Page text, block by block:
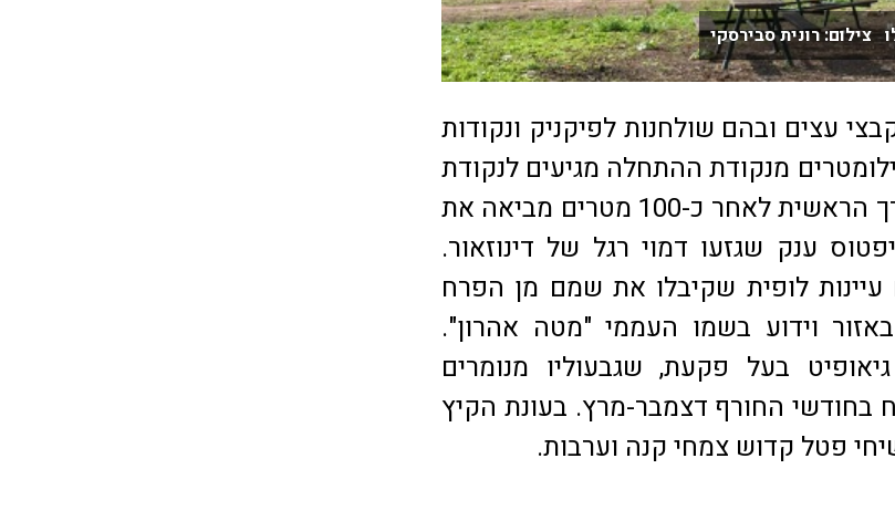
רונית סבירסקי
עצים ובהם שולחנות לפיקניק ונקודות
לאחר כ-2 קילומטרים מנקודת ההתחלה מגיעים לנקודת
פיצול. סטייה קלה מהדרך הראשית לאחר כ-100 מטרים מביאה את
ענק שגזעו דמוי רגל של דינוזאור.
לופית שקיבלו את שמם מן הפרח
וידוע בשמו העממי "מטה אהרון".
בעל פקעת, שגבעוליו מנומרים
בחודשי החורף דצמבר-מרץ. בעונת הקיץ
פטל קדוש צמחי קנה וערבות.